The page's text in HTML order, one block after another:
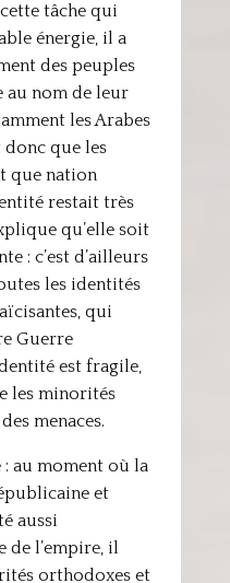
tâche qui
énergie, il a
des peuples
au nom de leur
les Arabes
que les
que nation
restait très
qu’elle soit
: c’est d’ailleurs
les identités
qui
Guerre
est fragile,
les minorités
menaces.
au moment où la
et
aussi
de l’empire, il
orthodoxes et